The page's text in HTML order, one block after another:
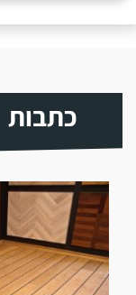
כתבות